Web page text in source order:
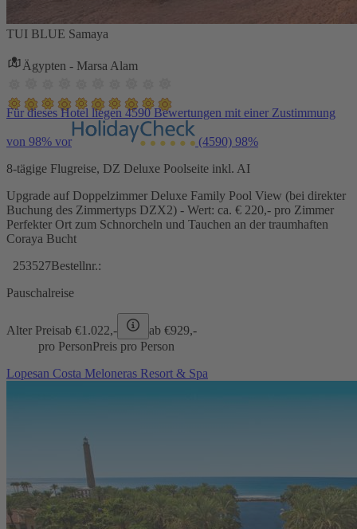
TUI BLUE Samaya
Ägypten - Marsa Alam
Für dieses Hotel liegen 4590 Bewertungen mit einer Zustimmung
von 98% vor (4590) 98%
8-tägige Flugreise, DZ Deluxe Poolseite inkl. AI
Upgrade auf Doppelzimmer Deluxe Family Pool View (bei direkter
Buchung des Zimmertyps DZX2) - Wert: ca. € 220,- pro Zimmer
Perfekter Ort zum Schnorcheln und Tauchen an der traumhaften
Coraya Bucht
253527Bestellnr.:
Pauschalreise
Alter Preisab €1.022,- ab €929,-
pro PersonPreis pro Person
Lopesan Costa Meloneras Resort & Spa